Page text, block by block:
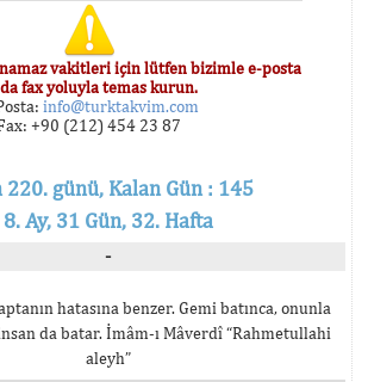
vakitleri için lütfen bizimle e-posta
fax yoluyla temas kurun.
info@turktakvim.com
+90 (212) 454 23 87
220. günü, Kalan Gün : 145
8. Ay, 31 Gün, 32. Hafta
-
hatasına benzer. Gemi batınca, onunla
da batar. İmâm-ı Mâverdî “Rahmetullahi
aleyh”